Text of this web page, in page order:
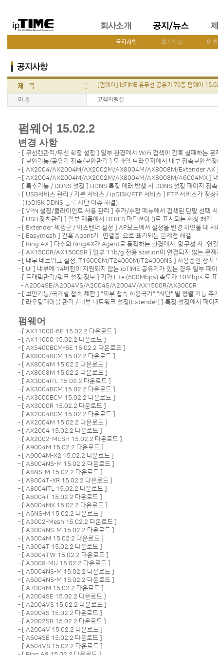
[펌웨어] ipTIME 유무선 공유기 70종 펌웨어
이 름 고객지원실
펌웨어 15.02.2
변경 사항
- [ 무선랜관리/무선 확장 설정 ] 일부 환경에서 WiFi 검색이 간혹 실패하는 문
- [ 보안기능/공유기 접속/보안관리 ] 모바일 브라우저에서 내부 접속보안설
- [ AX2004/AX2004M/AX2002M/AX8004M/AX8008M/Extender AX ]
- [ AX2004/AX2004M/AX2002M/AX8004M/AX8008M/A6004MX ] 내부
- [ 특수기능 / DDNS 설정 ] DDNS 특정 에러 발생 시 DDNS 설정 페이지 접
- [ USB서비스 관리 / 기본 서비스 / ipDISK/FTP 서비스 ] FTP 서비스가 정상
( ipDISK DDNS 등록 차단 이슈 해결)
- [ VPN 설정/클라이언트 사용 관리 ] 추가/수정 메뉴에서 검색된 단말 선택
- [ USB 장치관리 ] 일부 제품에서 BTRFS 파티션이 ()로 표시되는 현상 해결
- [ Extender 제품군 / 익스텐더 설정 ] AP모드에서 설정을 변경 하였을 때 재
- [ Easymesh ] 간혹 Agent가 "연결중"으로 표기되는 문제점 해결
- [ Ring AX ] 다수의 RingAX가 Agent로 동작하는 환경에서, 망구성 시 "연
- [ AX1500R/AX1500SR ] 일부 11b/g 전용 station이 연결되지 않는 문제
- [ 내부 네트워크 설정, T16000M/T24000M/T24000NS ] 사용중인 장치
- [ UI ] 내부에 14버전이 지원되지 않는 ipTIME 공유기가 있는 경우 일부 페
- [ 트래픽관리/링크 설정 정보 ] 기가 Lite (500Mbps) 속도가 10Mbps 로 표
- A2004SE/A2004VS/A2004S/A2004V/AX1500R/AX3000R
- [ 보안기능/국가별 접속 제한 ] "외부 접속 허용국가","차단" 별 정렬 기능 추
- [ 라우팅테이블 관리 / 내부 네트워크 설정(Extender) ] 특정 설정에서 페이
펌웨어
- [ AX11000-6E 15.02.2 다운로드]
- [ AX11000 15.02.2 다운로드]
- [ AX5400BCM-6E 15.02.2 다운로드]
- [ AX8004BCM 15.02.2 다운로드]
- [ AX8004M 15.02.2 다운로드]
- [ AX8008M 15.02.2 다운로드]
- [ AX3004ITL 15.02.2 다운로드]
- [ AX3004BCM 15.02.2 다운로드]
- [ AX3000BCM 15.02.2 다운로드]
- [ AX3000R 15.02.2 다운로드]
- [ AX2004BCM 15.02.2 다운로드]
- [ AX2004M 15.02.2 다운로드]
- [ AX2004 15.02.2 다운로드]
- [ AX2002-MESH 15.02.2 다운로드]
- [ A9004M 15.02.2 다운로드]
- [ A9004M-X2 15.02.2 다운로드]
- [ A8004NS-M 15.02.2 다운로드]
- [ A8NS-M 15.02.2 다운로드]
- [ A8004T-XR 15.02.2 다운로드]
- [ A8004ITL 15.02.2 다운로드]
- [ A8004T 15.02.2 다운로드]
- [ A6004MX 15.02.2 다운로드]
- [ A6NS-M 15.02.2 다운로드]
- [ A3002-Mesh 15.02.2 다운로드]
- [ A3004NS-M 15.02.2 다운로드]
- [ A3004M 15.02.2 다운로드]
- [ A3004T 15.02.2 다운로드]
- [ A3004TW 15.02.2 다운로드]
- [ A3008-MU 15.02.2 다운로드]
- [ A5004NS-M 15.02.2 다운로드]
- [ A6004NS-M 15.02.2 다운로드]
- [ A7004M 15.02.2 다운로드]
- [ A2004SE 15.02.2 다운로드]
- [ A2004VS 15.02.2 다운로드]
- [ A2004S 15.02.2 다운로드]
- [ A2002SR 15.02.2 다운로드]
- [ A2004V 15.02.2 다운로드]
- [ A604SE 15.02.2 다운로드]
- [ A604VS 15.02.2 다운로드]